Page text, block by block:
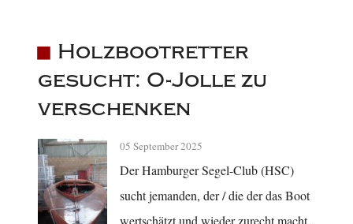
Holzbootretter
gesucht: O-Jolle zu
verschenken
05 September 2025
Der Hamburger Segel-Club (HSC)
sucht jemanden, der / die der das Boot